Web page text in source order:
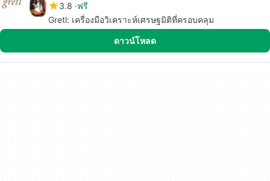
3.8 ฟรี
Gretl: เครื่องมือวิเคราะห์เศรษฐมิติที่ครอบคลุม
ดาวน์โหลด